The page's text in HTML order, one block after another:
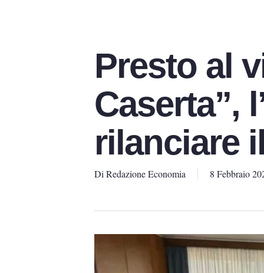
Presto al
Caserta”,
rilanciare
Di Redazione Economia 8 Febbraio